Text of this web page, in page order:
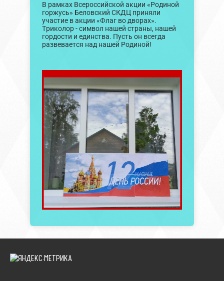
В рамках Всероссийской акции «Родиной
горжусь» Беловский СКДЦ приняли
участие в акции «Флаг во дворах».
Триколор - символ нашей страны, нашей
гордости и единства. Пусть он всегда
развевается над нашей Родиной!